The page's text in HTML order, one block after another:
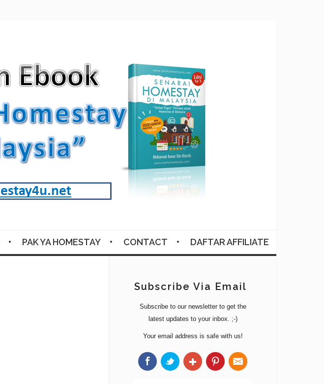
PAK YA HOMESTAY CONTACT DAFTAR AFFILIATE
Subscribe Via Email
Subscribe to our newsletter to get the
latest updates to your inbox. ;-)
Your email address is safe with us!